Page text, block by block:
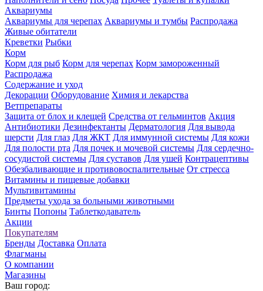
Аквариумы
Аквариумы для черепах Аквариумы и тумбы Распродажа
Живые обитатели
Креветки Рыбки
Корм
Корм для рыб Корм для черепах Корм замороженный
Распродажа
Содержание и уход
Декорации Оборудование Химия и лекарства
Ветпрепараты
Защита от блох и клещей Средства от гельминтов Акция
Антибиотики Дезинфектанты Дерматология Для вывода
шерсти Для глаз Для ЖКТ Для иммунной системы Для кожи
Для полости рта Для почек и мочевой системы Для сердечно-
сосудистой системы Для суставов Для ушей Контрацептивы
Обезбаливающие и противовоспалительные От стресса
Витамины и пищевые добавки
Мультивитамины
Предметы ухода за больными животными
Бинты Попоны Таблеткодаватель
Акции
Покупателям
Бренды Доставка Оплата
Флагманы
О компании
Магазины
Ваш город: